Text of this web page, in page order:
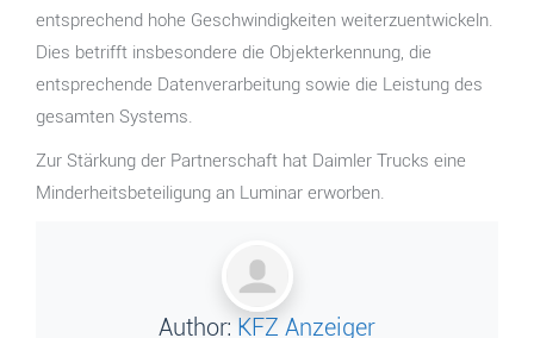
entsprechend hohe Geschwindigkeiten weiterzuentwickeln.
Dies betrifft insbesondere die Objekterkennung, die
entsprechende Datenverarbeitung sowie die Leistung des
gesamten Systems.
Zur Stärkung der Partnerschaft hat Daimler Trucks eine
Minderheitsbeteiligung an Luminar erworben.
Author: KFZ Anzeiger